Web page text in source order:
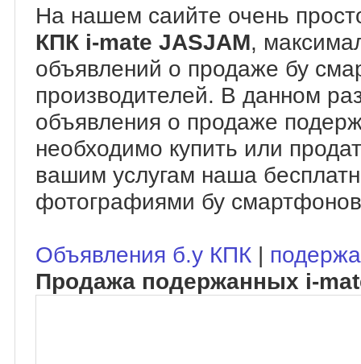
На нашем саийте очень
КПК i-mate JASJAM,
объявлений о продаже бу
производителей. В данном
объявления о продаже
необходимо купить или
вашим услугам наша
фотографиями бу
Объявления б.у КПК |
Продажа подержанных i-